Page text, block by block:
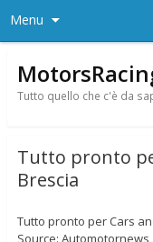
Menu
Tutto quello che c'è da
Tutto pronto
Brescia
Tutto pronto per Cars
Source: Automotornews